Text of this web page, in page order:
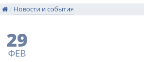
/ Новости и события
29
ФЕВ